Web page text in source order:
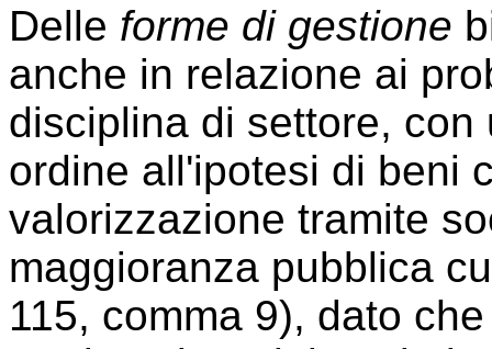
Delle forme di gestione
anche in relazione ai
disciplina di settore,
ordine all'ipotesi di beni
valorizzazione tramite
maggioranza pubblica
115, comma 9), dato